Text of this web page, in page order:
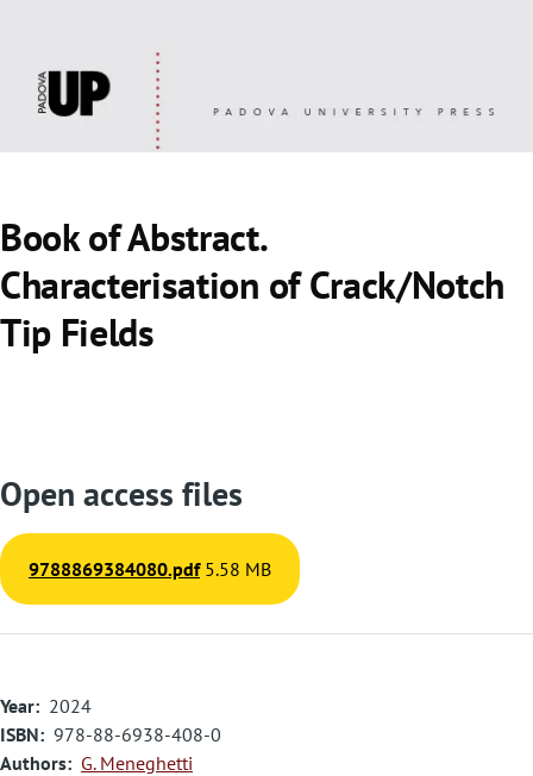
Book of Abstract.
Characterisation of Crack/Notch
Tip Fields
Open access files
9788869384080.pdf 5.58 MB
Year
2024
ISBN
978-88-6938-408-0
Authors
G. Meneghetti